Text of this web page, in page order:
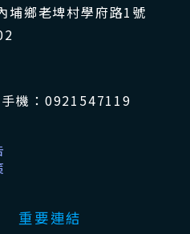
埔鄉老埤村學府路1號
機：0921547119
重要連結